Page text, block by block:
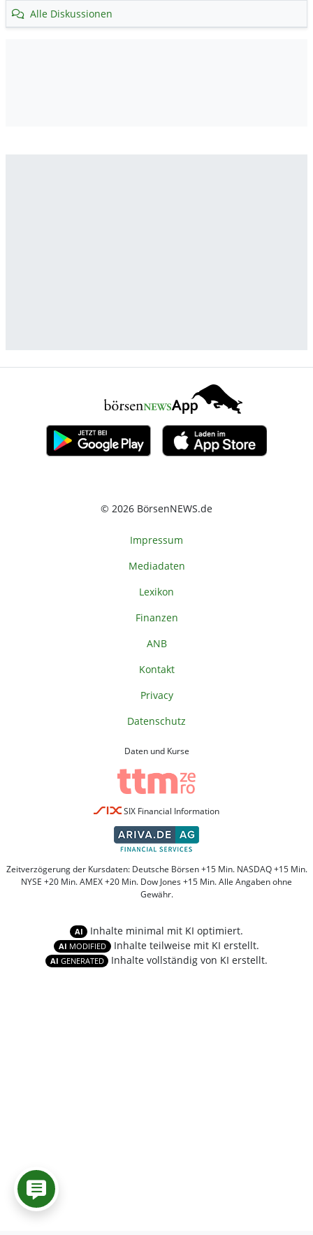
Alle Diskussionen
© 2026 BörsenNEWS.de
Impressum
Mediadaten
Lexikon
Finanzen
ANB
Kontakt
Privacy
Datenschutz
Daten und Kurse
SIX Financial Information
Zeitverzögerung der Kursdaten: Deutsche Börsen +15 Min. NASDAQ +15 Min.
NYSE +20 Min. AMEX +20 Min. Dow Jones +15 Min. Alle Angaben ohne
Gewähr.
AI Inhalte minimal mit KI optimiert.
AI MODIFIED Inhalte teilweise mit KI erstellt.
AI GENERATED Inhalte vollständig von KI erstellt.